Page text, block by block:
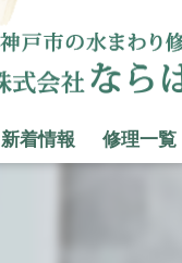
新着情報 修理一覧